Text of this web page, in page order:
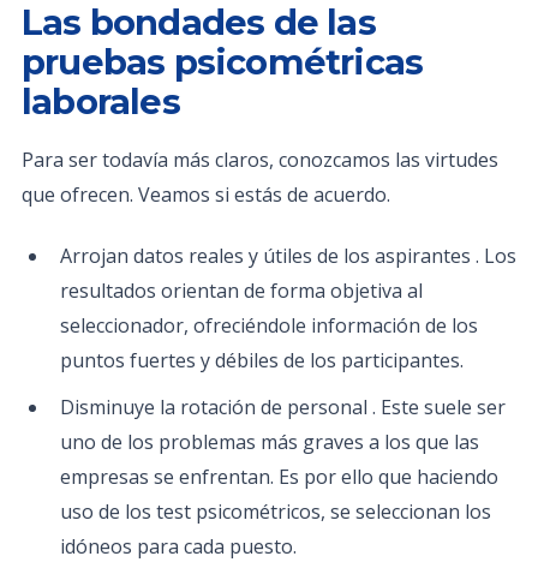
Las bondades de las
pruebas psicométricas
laborales
Para ser todavía más claros, conozcamos las virtudes
que ofrecen. Veamos si estás de acuerdo.
Arrojan datos reales y útiles de los aspirantes . Los
resultados orientan de forma objetiva al
seleccionador, ofreciéndole información de los
puntos fuertes y débiles de los participantes.
Disminuye la rotación de personal . Este suele ser
uno de los problemas más graves a los que las
empresas se enfrentan. Es por ello que haciendo
uso de los test psicométricos, se seleccionan los
idóneos para cada puesto.